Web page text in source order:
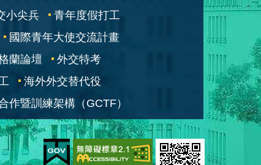
小尖兵
青年度假打工
國際青年大使交流計畫
蘭論壇
外交特考
海外外交替代役
作暨訓練架構（GCTF）